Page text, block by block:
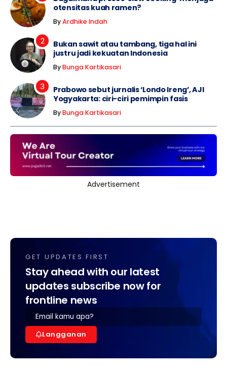
otensitas kuah ramen?
ByArdhike Indah
Bukan sawit atau tambang, tiga hal ini
justru jadi kekuatan Indonesia
ByBunga Kartikasari
Prabowo sebut jurnalis ‘Londo Ireng’, AJI
Yogyakarta: ciri-ciri pemimpin fasis
ByBunga Kartikasari
Advertisement
GET UPDATES FIRST
Stay ahead with our latest
updates subscribe now for
frontline news
Langganan